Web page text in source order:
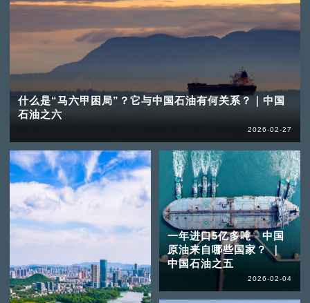
什么是“马六甲困局”？它与中国石油有何关系？｜中国
石油之六
2026-02-27
一年进口5亿多吨 中国
原油来自哪些国家？ ｜
中国石油之五
2026-02-04